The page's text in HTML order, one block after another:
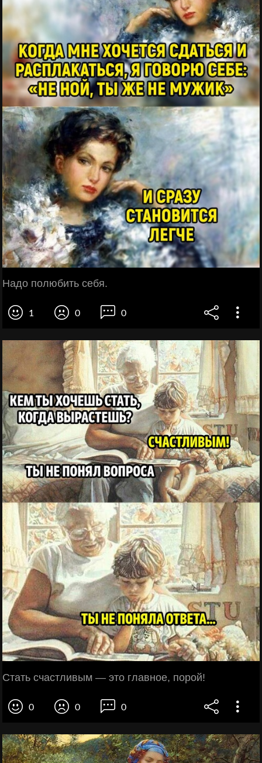
Надо полюбить себя.
1 0 0
Стать счастливым — это главное, порой!
0 0 0